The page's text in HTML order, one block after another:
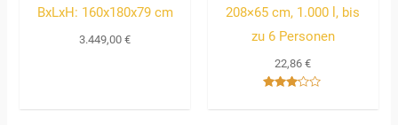
BxLxH: 160x180x79 cm
3.449,00€
208×65 cm, 1.000 l, bis
zu 6 Personen
22,86€